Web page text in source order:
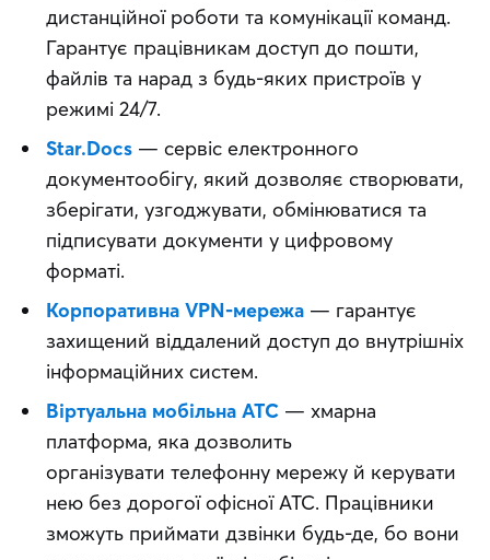
дистанційної роботи та комунікації команд.
Гарантує працівникам доступ до пошти,
файлів та нарад з будь-яких пристроїв у
режимі 24/7.
Star.Docs — сервіс електронного
документообігу, який дозволяє створювати,
зберігати, узгоджувати, обмінюватися та
підписувати документи у цифровому
форматі.
Корпоративна VPN-мережа — гарантує
захищений віддалений доступ до внутрішніх
інформаційних систем.
Віртуальна мобільна АТС — хмарна
платформа, яка дозволить
організувати телефонну мережу й керувати
нею без дорогої офісної АТС. Працівники
зможуть приймати дзвінки будь-де, бо вони